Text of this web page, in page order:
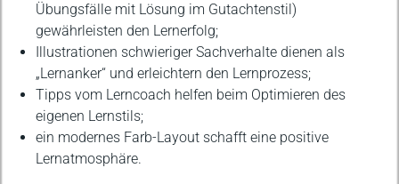
Übungsfälle mit Lösung im Gutachtenstil)
gewährleisten den Lernerfolg;
Illustrationen schwieriger Sachverhalte dienen als
„Lernanker“ und erleichtern den Lernprozess;
Tipps vom Lerncoach helfen beim Optimieren des
eigenen Lernstils;
ein modernes Farb-Layout schafft eine positive
Lernatmosphäre.